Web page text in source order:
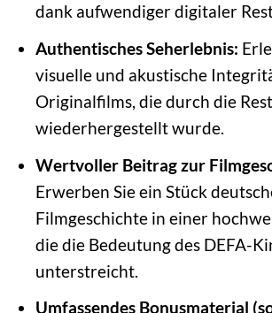
dank aufwendiger digitaler
Authentisches Seherlebnis:
visuelle und akustische
Originalfilms, die durch die
wiederhergestellt wurde.
Wertvoller Beitrag zur
Erwerben Sie ein Stück
Filmgeschichte in einer
die die Bedeutung des DEFA-
unterstreicht.
Umfassendes Bonusmaterial